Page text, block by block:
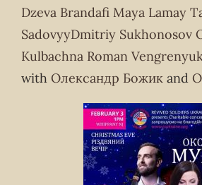
Dzeva Brandafi Maya Lamay
SadovyyDmitriy Sukhonosov
Kulbachna Roman
with Олександр Божик and